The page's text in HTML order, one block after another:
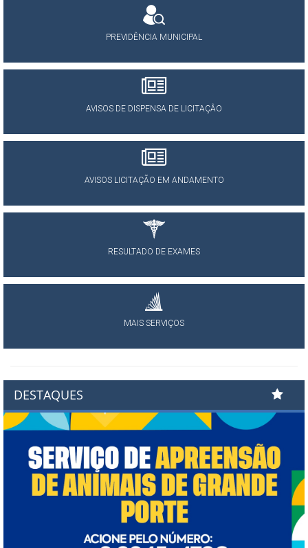
PREVIDÊNCIA MUNICIPAL
AVISOS DE DISPENSA DE LICITAÇÂO
AVISOS LICITAÇÃO EM ANDAMENTO
RESULTADO DE EXAMES
MAIS SERVIÇOS
DESTAQUES